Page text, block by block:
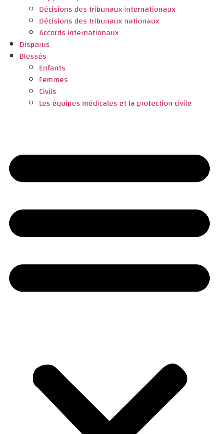
Décisions des tribunaux internationaux
Décisions des tribunaux nationaux
Accords internationaux
Disparus
Blessés
Enfants
Femmes
Civils
Les équipes médicales et la protection civile